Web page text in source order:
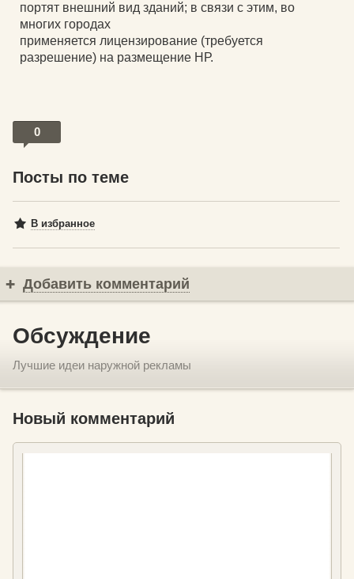
портят внешний вид зданий; в связи с этим, во
многих городах
применяется лицензирование (требуется
разрешение) на размещение НР.
0
Посты по теме
В избранное
Добавить комментарий
Обсуждение
Лучшие идеи наружной рекламы
Новый комментарий